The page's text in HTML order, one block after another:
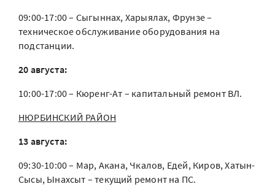
09:00-17:00 – Сыгыннах, Харыялах, Фрунзе –
техническое обслуживание оборудования на
подстанции.
20 августа:
10:00-17:00 – Кюренг-Ат – капитальный ремонт ВЛ.
НЮРБИНСКИЙ РАЙОН
13 августа:
09:30-10:00 – Мар, Акана, Чкалов, Едей, Киров, Хатын-
Сысы, Ынахсыт – текущий ремонт на ПС.